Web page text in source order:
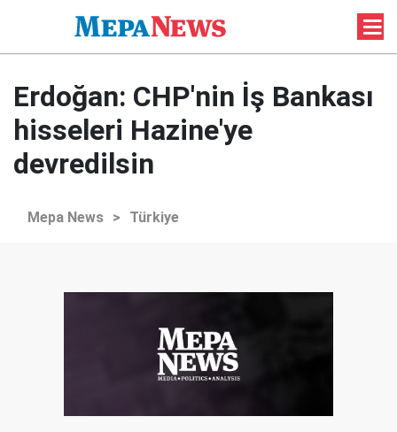
Erdoğan: CHP'nin İş Bankası
hisseleri Hazine'ye
devredilsin
Mepa News > Türkiye